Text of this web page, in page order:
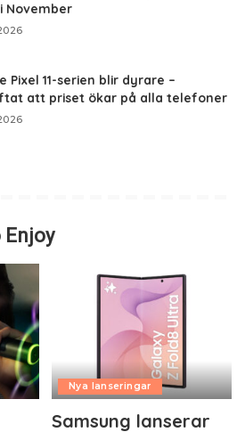
November
Pixel 11-serien blir dyrare –
att priset ökar på alla telefoner
Enjoy
Nya lanseringar
Samsung lanserar